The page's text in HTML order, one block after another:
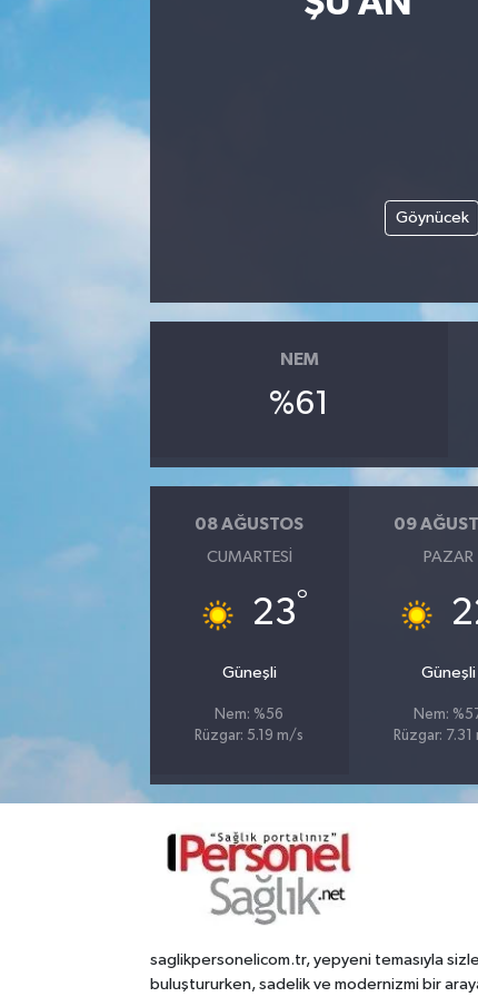
Göynücek
NEM
%61
08 AĞUSTOS
CUMARTESI
23°
Güneşli
Nem: %56
Rüzgar: 5.19 m/s
09
PAZAR
Güneşli
Nem:
Rüzgar: 7.31
saglikpersonelicom.tr, yepyeni temasıyla
buluştururken, sadelik ve modernizmi bir